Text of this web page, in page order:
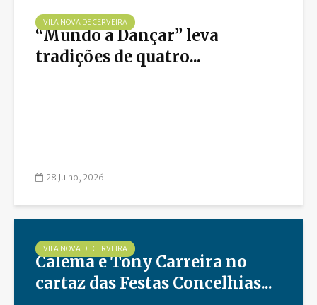
VILA NOVA DE CERVEIRA
“Mundo a Dançar” leva
tradições de quatro...
28 Julho, 2026
VILA NOVA DE CERVEIRA
Calema e Tony Carreira no
cartaz das Festas Concelhias...